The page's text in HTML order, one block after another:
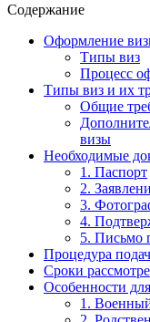
Содержание
Оформление
Типы виз
Процесс
Типы виз и их
Общие
визы
Необходимые
1. Паспорт
2.
3.
4.
5. Письмо
Процедура
Сроки
Особенности
1.